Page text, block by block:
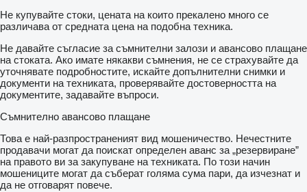
Не купувайте стоки, цената на които прекалено много се
различава от средната цена на подобна техника.
Не давайте съгласие за съмнителни залози и авансово плащане
на стоката. Ако имате някакви съмнения, не се страхувайте да
уточнявате подробностите, искайте допълнителни снимки и
документи на техниката, проверявайте достоверността на
документите, задавайте въпроси.
Съмнително авансово плащане
Това е най-разпространеният вид мошеничество. Нечестните
продавачи могат да поискат определен аванс за „резервиране”
на правото ви за закупуване на техниката. По този начин
мошениците могат да съберат голяма сума пари, да изчезнат и
да не отговарят повече.